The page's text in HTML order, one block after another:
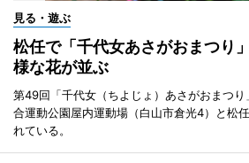
見る・遊ぶ
松任で「千代女あさがおまつり
様な花が並ぶ
第49回「千代女（ちよじょ）あさがおまつ
合運動公園屋内運動場（白山市倉光4）と松
れている。